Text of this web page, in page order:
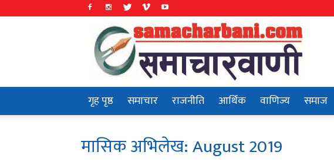
Samachar
Bani
गृह पृष्ठ समाचार राजनीति आर्थिक वाणिज्य समाज
मासिक अभिलेख: August 2019